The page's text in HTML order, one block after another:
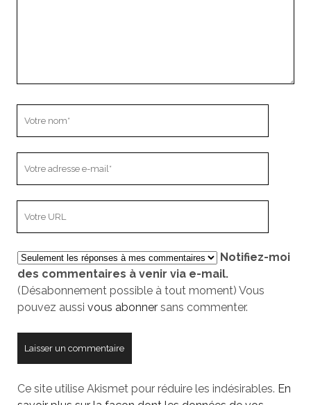
mail
votre
site
Notifiez-moi
des commentaires à venir via e-mail.
(Désabonnement possible à tout moment) Vous
pouvez aussi vous abonnersans commenter.
Ce site utilise Akismet pour réduire les indésirables. En